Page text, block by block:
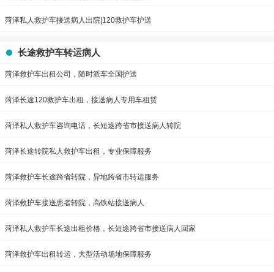
菏泽私人救护车接送病人出院|120救护车护送
长途救护车转运病人
菏泽救护车出租公司，随时派车全国护送
菏泽长途120救护车出租，接送病人专用车租赁
菏泽私人救护车咨询电话，长短途跨省市接送病人转院
菏泽长途转院私人救护车出租，专业保障服务
菏泽救护车长途跨省转院，异地跨省市转运服务
菏泽救护车接送患者转院，高铁站接送病人
菏泽私人救护车长途出租价格，长短途跨省市接送病人回家
菏泽救护车出租转运，大型活动场地保障服务